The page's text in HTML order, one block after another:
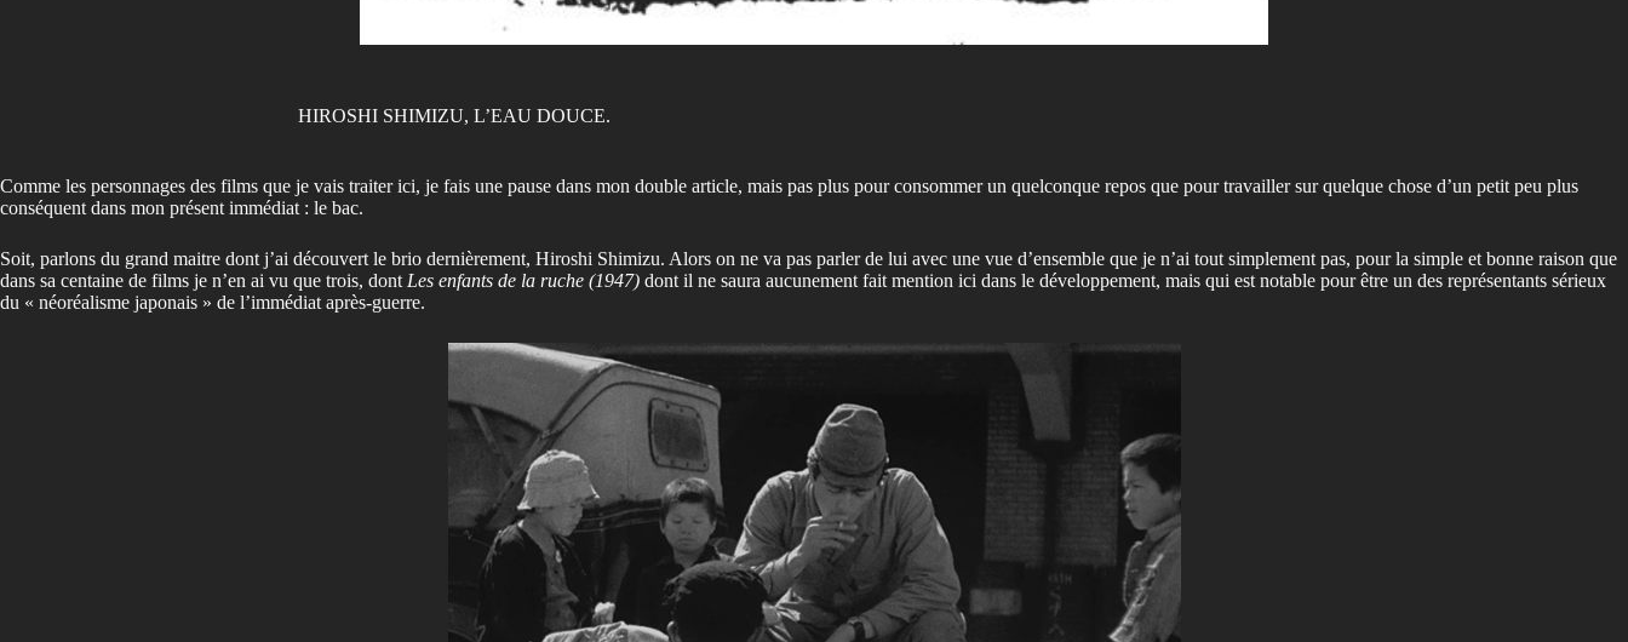
HIROSHI SHIMIZU, L’EAU DOUCE.
Comme les personnages des films que je vais traiter ici, je fais une pause dans mon double article, mais pas plus pour consommer un quelconque repos que pour travailler sur quelque chose d’un petit peu plus
conséquent dans mon présent immédiat : le bac.
Soit, parlons du grand maitre dont j’ai découvert le brio dernièrement, Hiroshi Shimizu. Alors on ne va pas parler de lui avec une vue d’ensemble que je n’ai tout simplement pas, pour la simple et bonne raison que
dans sa centaine de films je n’en ai vu que trois, dont Les enfants de la ruche (1947) dont il ne saura aucunement fait mention ici dans le développement, mais qui est notable pour être un des représentants sérieux
du « néoréalisme japonais » de l’immédiat après-guerre.